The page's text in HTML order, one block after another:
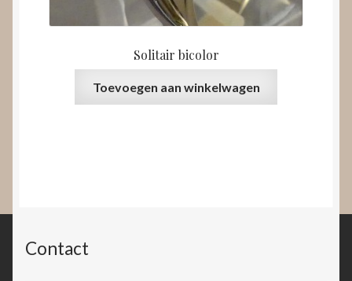
Solitair bicolor
Toevoegen aan winkelwagen
Contact